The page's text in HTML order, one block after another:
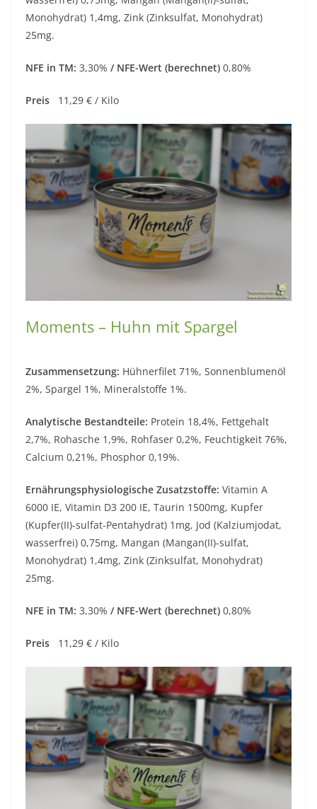
Monohydrat) 1,4mg, Zink (Zinksulfat, Monohydrat)
25mg.
NFE in TM: 3,30% / NFE-Wert (berechnet) 0,80%
Preis 11,29 € / Kilo
Moments – Huhn mit Spargel
Zusammensetzung: Hühnerfilet 71%, Sonnenblumenöl
2%, Spargel 1%, Mineralstoffe 1%.
Analytische Bestandteile: Protein 18,4%, Fettgehalt
2,7%, Rohasche 1,9%, Rohfaser 0,2%, Feuchtigkeit 76%,
Calcium 0,21%, Phosphor 0,19%.
Ernährungsphysiologische Zusatzstoffe: Vitamin A
6000 IE, Vitamin D3 200 IE, Taurin 1500mg, Kupfer
(Kupfer(II)-sulfat-Pentahydrat) 1mg, Jod (Kalziumjodat,
wasserfrei) 0,75mg, Mangan (Mangan(II)-sulfat,
Monohydrat) 1,4mg, Zink (Zinksulfat, Monohydrat)
25mg.
NFE in TM: 3,30% / NFE-Wert (berechnet) 0,80%
Preis 11,29 € / Kilo